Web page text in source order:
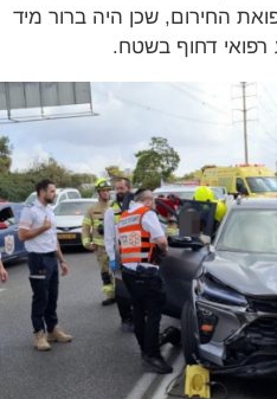
שכן היה ברור מיד
דחוף בשטח.